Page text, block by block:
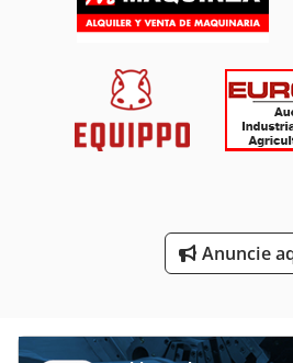
Máquina De La Carpintería
Máquina De La Construcción
Sistema De Extracción De
Anuncie